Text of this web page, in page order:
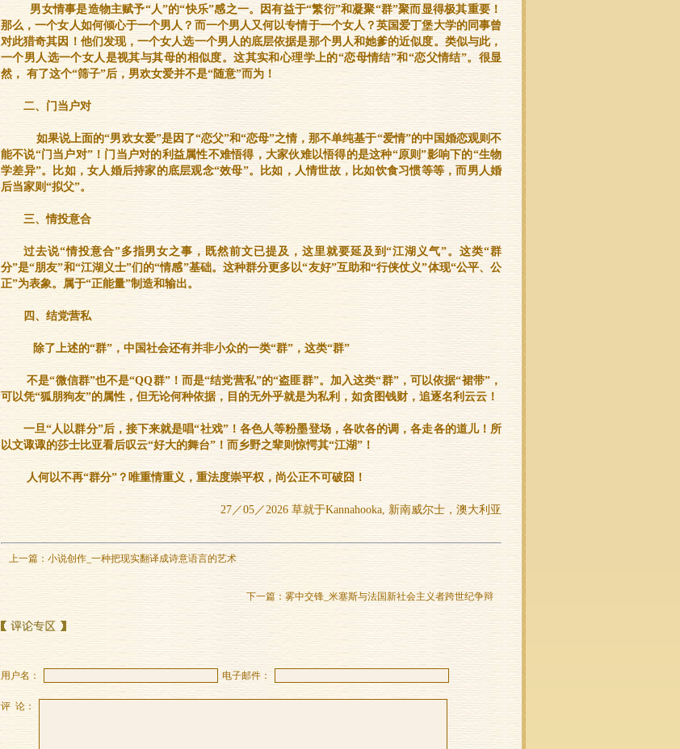
男女情事是造物主赋予“人”的“快乐”感之一。因有益于“繁衍”和凝聚“群”聚而显得极其重要！
那么，一个女人如何倾心于一个男人？而一个男人又何以专情于一个女人？英国爱丁堡大学的同事曾
对此猎奇其因！他们发现，一个女人选一个男人的底层依据是那个男人和她爹的近似度。类似与此，
一个男人选一个女人是视其与其母的相似度。这其实和心理学上的“恋母情结”和“恋父情结”。很显
然， 有了这个“筛子”后，男欢女爱并不是“随意”而为！
二、门当户对
如果说上面的“男欢女爱”是因了“恋父”和“恋母”之情，那不单纯基于“爱情”的中国婚恋观则不
能不说“门当户对”！门当户对的利益属性不难悟得，大家伙难以悟得的是这种“原则”影响下的“生物
学差异”。比如，女人婚后持家的底层观念“效母”。比如，人情世故，比如饮食习惯等等，而男人婚
后当家则“拟父”。
三、情投意合
过去说“情投意合”多指男女之事，既然前文已提及，这里就要延及到“江湖义气”。这类“群
分”是“朋友”和“江湖义士”们的“情感”基础。这种群分更多以“友好”互助和“行侠仗义”体现“公平、公
正”为表象。属于“正能量”制造和输出。
四、结党营私
除了上述的“群”，中国社会还有并非小众的一类“群”，这类“群”
不是“微信群”也不是“QQ群”！而是“结党营私”的“盗匪群”。加入这类“群”，可以依据“裙带”，
可以凭“狐朋狗友”的属性，但无论何种依据，目的无外乎就是为私利，如贪图钱财，追逐名利云云！
一旦“人以群分”后，接下来就是唱“社戏”！各色人等粉墨登场，各吹各的调，各走各的道儿！所
以文诹诹的莎士比亚看后叹云“好大的舞台”！而乡野之辈则惊愕其“江湖”！
人何以不再“群分”？唯重情重义，重法度崇平权，尚公正不可破囧！
27／05／2026 草就于Kannahooka, 新南威尔士，澳大利亚
上一篇： 小说创作_一种把现实翻译成诗意语言的艺术
下一篇： 雾中交锋_米塞斯与法国新社会主义者跨世纪争辩
用户名： 电子邮件：
评 论：